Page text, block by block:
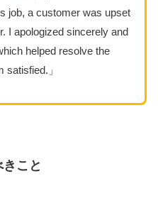
job, a customer was upset
I apologized sincerely and
helped resolve the
satisfied.」
こと